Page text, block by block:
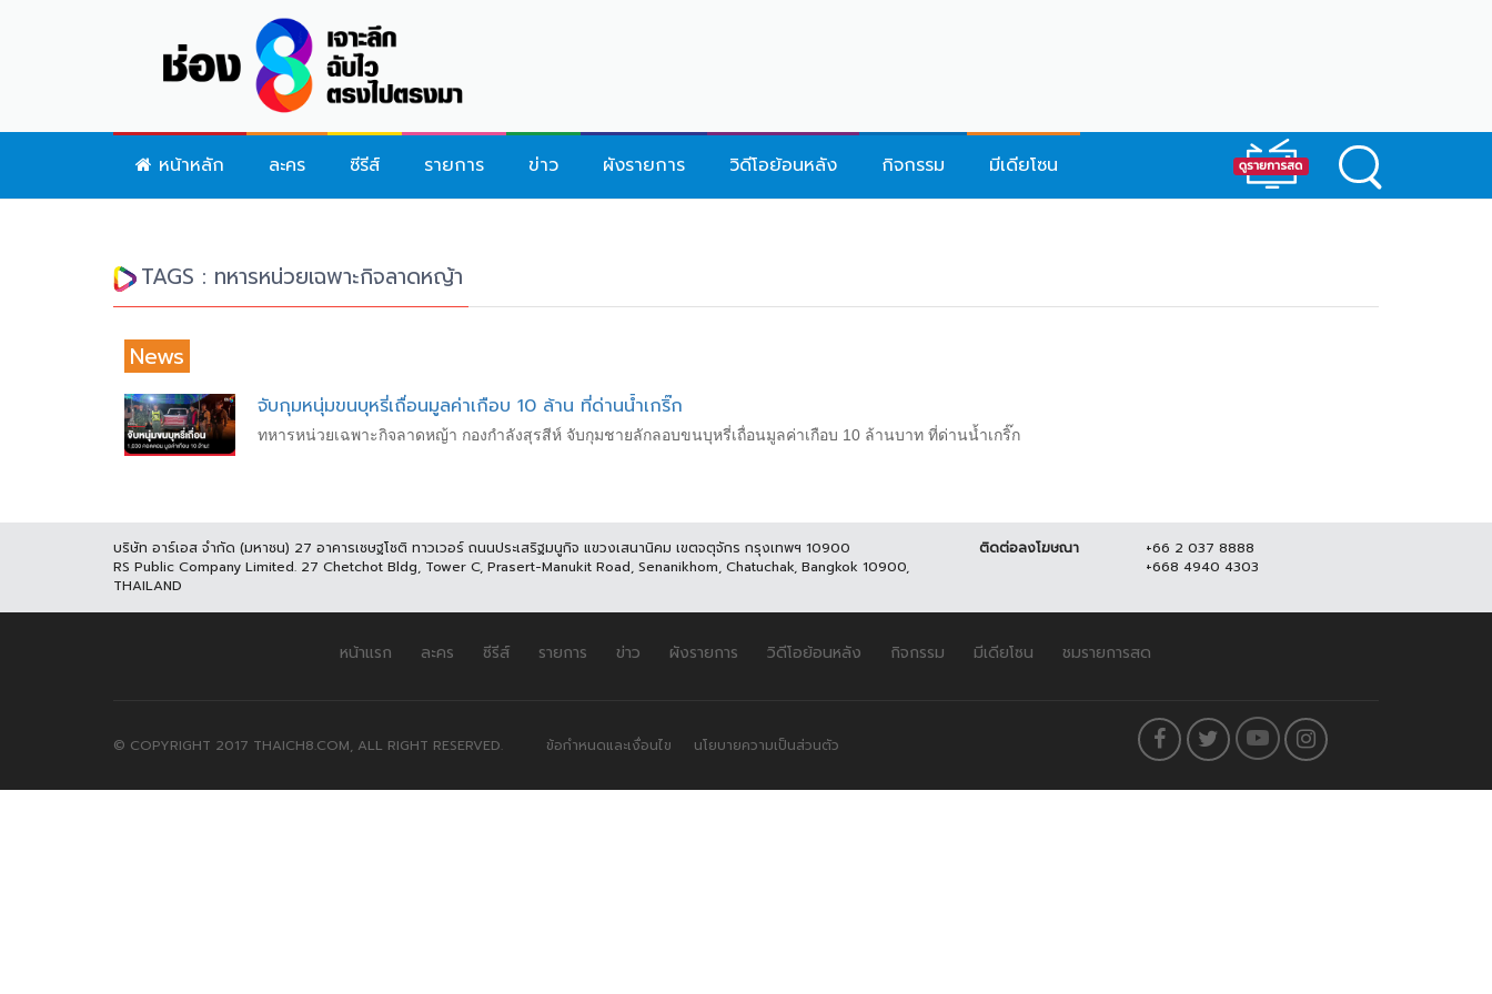
หน้าหลัก ละคร ซีรีส์ รายการ ข่าว ผังรายการ วิดีโอย้อนหลัง กิจกรรม มีเดียโซน
TAGS : ทหารหน่วยเฉพาะกิจลาดหญ้า
News
จับกุมหนุ่มขนบุหรี่เถื่อนมูลค่าเกือบ 10 ล้าน ที่ด่านน้ำเกริ๊ก
ทหารหน่วยเฉพาะกิจลาดหญ้า กองกำลังสุรสีห์ จับกุมชายลักลอบขนบุหรี่เถื่อนมูลค่าเกือบ 10 ล้านบาท ที่ด่านน้ำเกริ๊ก
บริษัท อาร์เอส จำกัด (มหาชน) 27 อาคารเชษฐโชติ ทาวเวอร์ ถนนประเสริฐมนูกิจ แขวงเสนานิคม เขตจตุจักร กรุงเทพฯ 10900
RS Public Company Limited. 27 Chetchot Bldg, Tower C, Prasert-Manukit Road, Senanikhom, Chatuchak, Bangkok 10900,
THAILAND
ติดต่อลงโฆษณา
+66 2 037 8888
+668 4940 4303
หน้าแรก ละคร ซีรีส์ รายการ ข่าว ผังรายการ วิดีโอย้อนหลัง กิจกรรม มีเดียโซน ชมรายการสด
© COPYRIGHT 2017 THAICH8.COM, ALL RIGHT RESERVED. ข้อกำหนดและเงื่อนไข นโยบายความเป็นส่วนตัว